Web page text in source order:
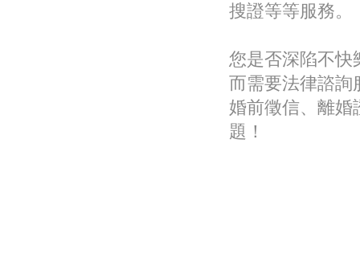
搜證等等服務。
您是否深陷不快
而需要法律諮詢
婚前徵信、離婚
題！